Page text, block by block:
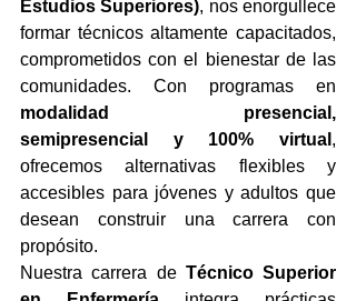
Estudios Superiores), nos enorgullece
formar técnicos altamente capacitados,
comprometidos con el bienestar de las
modalidad presencial,
semipresencial y 100% virtual ,
ofrecemos alternativas flexibles y
accesibles para jóvenes y adultos que
desean construir una carrera con
propósito.
Nuestra carrera de Técnico Superior